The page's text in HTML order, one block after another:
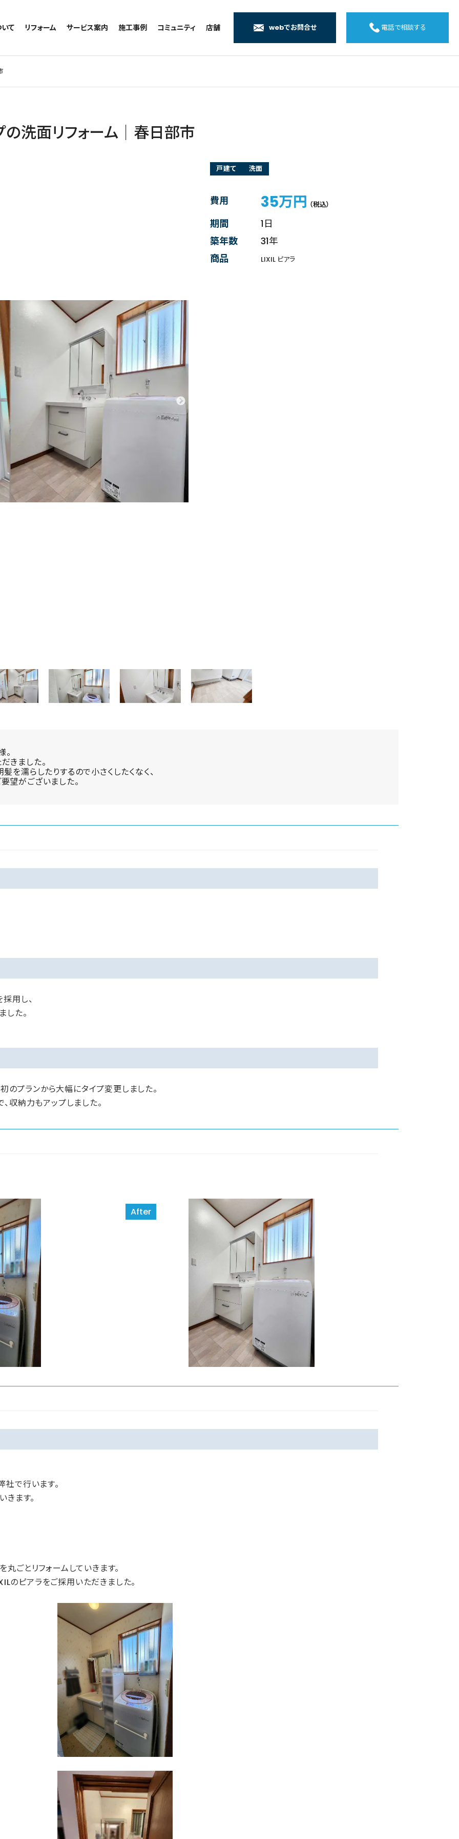
て リフォーム
お風呂のリフォーム
洗面台のリフォーム
水回りのリフォーム
サービス案内
相談室・よくある質問
施工事例
トイレの施工事例
キッチンの施工事例
コミュニティ
アルブル通信
ブログ
協力会社様専用
店舗
墨田店
日本橋店
webでお問合せ 電話で相談する
の洗面リフォーム│春日部市
戸建て 洗面
費用 35万円 （税込）
期間
1日
築年数
31年
商品
LIXIL ピアラ
きました。
を濡らしたりするので小さくしたくなく、
望がございました。
用し、
た。
プランから大幅にタイプ変更しました。
収納力もアップしました。
で行います。
きます。
ごとリフォームしていきます。
のピアラをご採用いただきました。